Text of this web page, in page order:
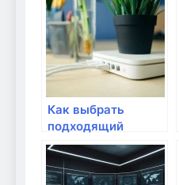
дома?
Как выбрать
подходящий
маршрутизатор
для домашней
сети?